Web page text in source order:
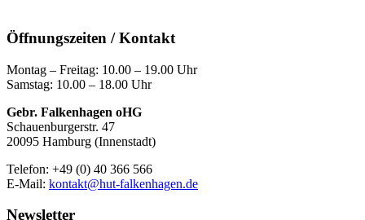
Öffnungszeiten / Kontakt
Montag – Freitag: 10.00 – 19.00 Uhr
Samstag: 10.00 – 18.00 Uhr
Gebr. Falkenhagen oHG
Schauenburgerstr. 47
20095 Hamburg (Innenstadt)
Telefon: +49 (0) 40 366 566
E-Mail: kontakt@hut-falkenhagen.de
Newsletter